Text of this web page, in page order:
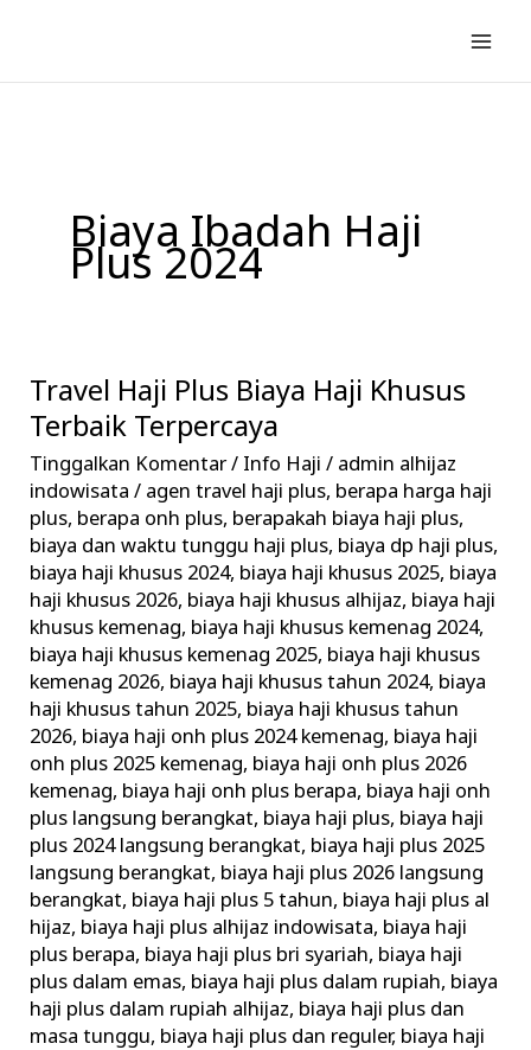
konten
Biaya Ibadah Haji
Plus 2024
Travel Haji Plus Biaya Haji Khusus
Terbaik Terpercaya
Tinggalkan Komentar/ Info Haji / admin alhijaz
indowisata/ agen travel haji plus, berapa harga haji
plus, berapa onh plus, berapakah biaya haji plus,
biaya dan waktu tunggu haji plus, biaya dp haji plus,
biaya haji khusus 2024, biaya haji khusus 2025, biaya
haji khusus 2026, biaya haji khusus alhijaz, biaya haji
khusus kemenag, biaya haji khusus kemenag 2024,
biaya haji khusus kemenag 2025, biaya haji khusus
kemenag 2026, biaya haji khusus tahun 2024, biaya
haji khusus tahun 2025, biaya haji khusus tahun
2026, biaya haji onh plus 2024 kemenag, biaya haji
onh plus 2025 kemenag, biaya haji onh plus 2026
kemenag, biaya haji onh plus berapa, biaya haji onh
plus langsung berangkat, biaya haji plus, biaya haji
plus 2024 langsung berangkat, biaya haji plus 2025
langsung berangkat, biaya haji plus 2026 langsung
berangkat, biaya haji plus 5 tahun, biaya haji plus al
hijaz, biaya haji plus alhijaz indowisata, biaya haji
plus berapa, biaya haji plus bri syariah, biaya haji
plus dalam emas, biaya haji plus dalam rupiah, biaya
haji plus dalam rupiah alhijaz, biaya haji plus dan
masa tunggu, biaya haji plus dan reguler, biaya haji
Travel
Haji
Plus
Biaya
Haji
Khusus
Terbaik
Terpercaya